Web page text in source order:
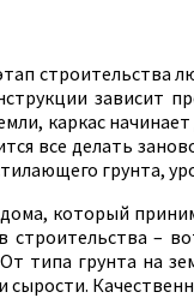
строительства
зависит
каркас
все делать
грунта,
который
строительства –
От типа грунта на